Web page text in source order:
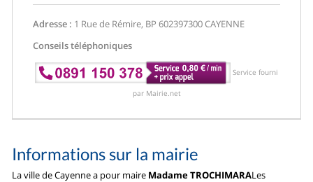
Adresse : 1 Rue de Rémire, BP 602397300 CAYENNE
Conseils téléphoniques
Service fourni
par Mairie.net
Informations sur la mairie
La ville de Cayenne a pour maire Madame TROCHIMARALes